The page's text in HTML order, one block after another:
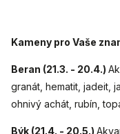
Kameny pro Vaše
Beran (21.3. - 20.4.)
granát, hematit, jadeit,
ohnivý achát, rubín,
Býk (21.4. - 20.5.)